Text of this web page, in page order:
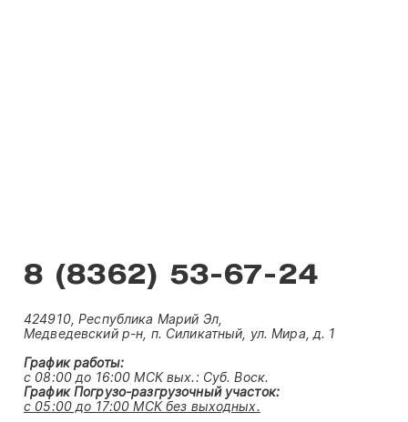
8 (8362) 53-67-24
424910, Республика Марий Эл,
Медведевский р-н, п. Силикатный, ул. Мира, д. 1
График работы:
с 08:00 до 16:00 МСК вых.: Суб. Воск.
График Погрузо-разгрузочный участок:
с 05:00 до 17:00 МСК без выходных.